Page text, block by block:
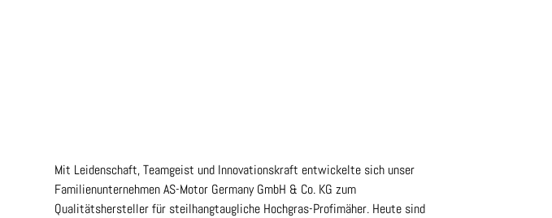
Mit Leidenschaft, Teamgeist und Innovationskraft entwickelte sich unser
Familienunternehmen AS-Motor Germany GmbH & Co. KG zum
Qualitätshersteller für steilhangtaugliche Hochgras-Profimäher. Heute sind